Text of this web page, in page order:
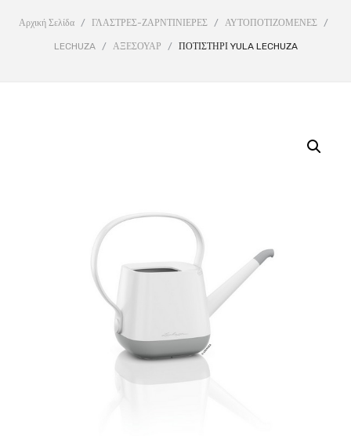
ΕΠΙΚΟΙΝΩΝΊΑ
Αρχική Σελίδα / ΓΛΑΣΤΡΕΣ-ΖΑΡΝΤΙΝΙΕΡΕΣ / ΑΥΤΟΠΟΤΙΖΟΜΕΝΕΣ /
LECHUZA / ΑΞΕΣΟΥΑΡ / ΠΟΤΙΣΤΗΡΙ YULA LECHUZA